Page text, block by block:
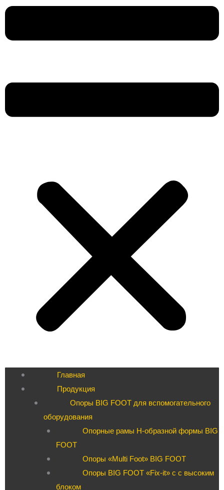
Главная
Продукция
Опоры BIG FOOT для вспомогательного
оборудования
Опорные рамы H-образной формы BIG
FOOT
Опоры «Multi Foot» BIG FOOT
Опоры BIG FOOT «Fix-it» c с высоким
блоком